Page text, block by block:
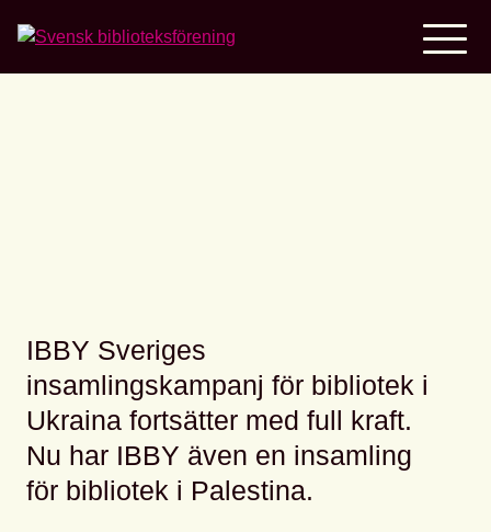
IBBY Sveriges
insamlingskampanj för bibliotek i
Ukraina fortsätter med full kraft.
Nu har IBBY även en insamling
för bibliotek i Palestina.